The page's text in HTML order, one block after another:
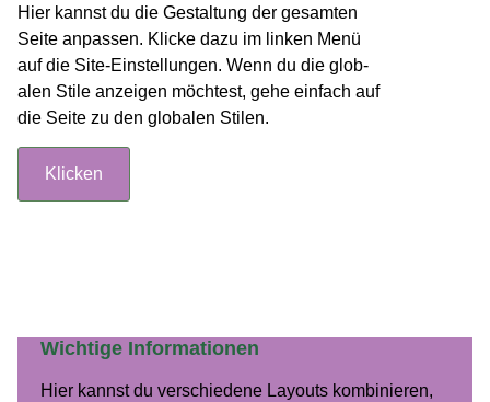
Hier kannst du die Gestal­tung der gesamten
Seite anpassen. Klicke dazu im linken Menü
auf die Site-Ein­stel­lun­gen. Wenn du die glob­
alen Stile anzeigen möcht­est, gehe ein­fach auf
die Seite zu den glob­alen Stilen.
Klick­en
Wichtige Informationen
Hier kannst du ver­schiedene Lay­outs kom­binieren,